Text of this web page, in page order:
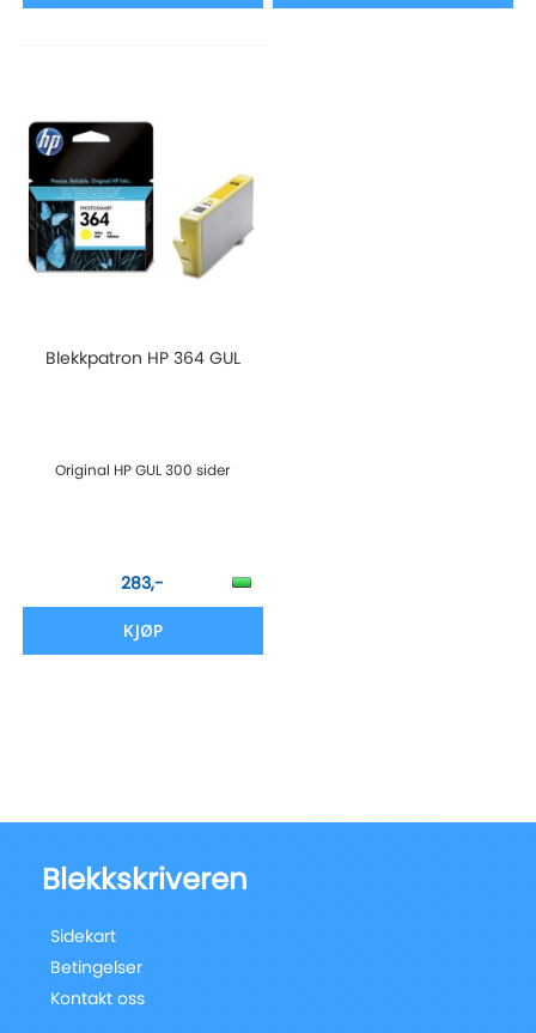
Blekkpatron HP 364 GUL
Original HP GUL 300 sider
283,-
KJØP
Blekkskriveren
Sidekart
Betingelser
Kontakt oss